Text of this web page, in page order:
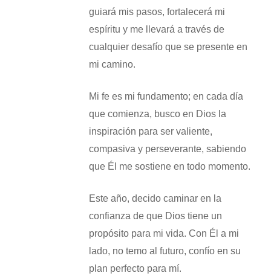
guiará mis pasos, fortalecerá mi
espíritu y me llevará a través de
cualquier desafío que se presente en
mi camino.
Mi fe es mi fundamento; en cada día
que comienza, busco en Dios la
inspiración para ser valiente,
compasiva y perseverante, sabiendo
que Él me sostiene en todo momento.
Este año, decido caminar en la
confianza de que Dios tiene un
propósito para mi vida. Con Él a mi
lado, no temo al futuro, confío en su
plan perfecto para mí.